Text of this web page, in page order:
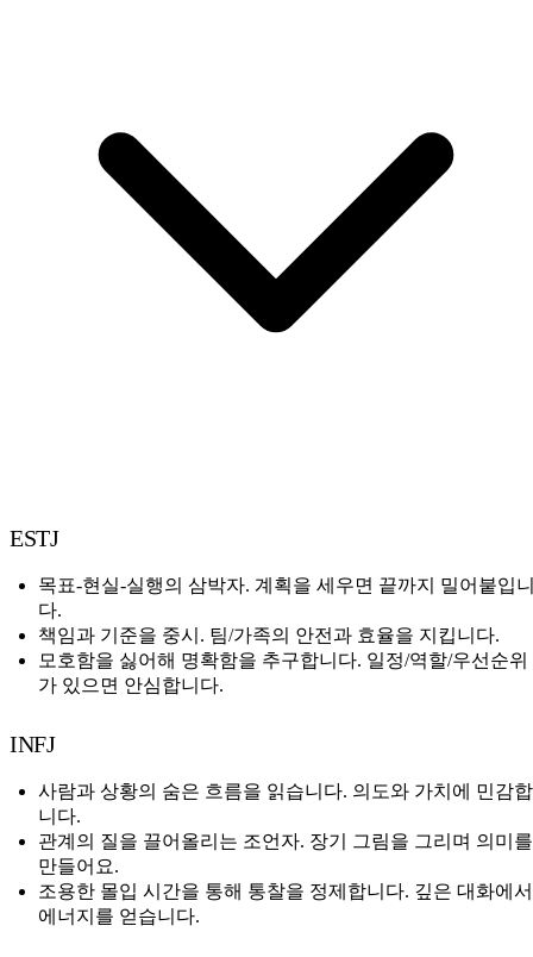
ESTJ
목표-현실-실행의 삼박자. 계획을 세우면 끝까지 밀어붙입
다.
책임과 기준을 중시. 팀/가족의 안전과 효율을 지킵니다.
모호함을 싫어해 명확함을 추구합니다. 일정/역할/우선순위
가 있으면 안심합니다.
INFJ
사람과 상황의 숨은 흐름을 읽습니다. 의도와 가치에 민감합
니다.
관계의 질을 끌어올리는 조언자. 장기 그림을 그리며 의미를
만들어요.
조용한 몰입 시간을 통해 통찰을 정제합니다. 깊은 대화에서
에너지를 얻습니다.